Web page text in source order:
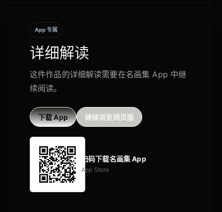
App 专属
详细解读
这件作品的详细解读需要在名画集 App 中继
续阅读。
下载 App 继续浏览网页版
扫码下载名画集 App
App Store